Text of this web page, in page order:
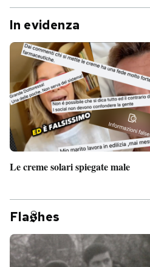
CALENDARIO
AREA PERSONALE
Entra
In evidenza
Le creme solari spiegate male
Fla hes